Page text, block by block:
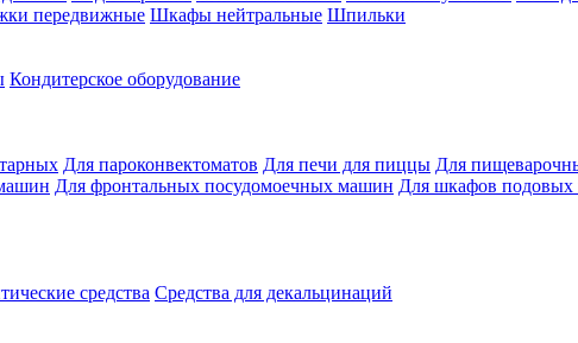
передвижные Шкафы нейтральные Шпильки
Кондитерское оборудование
Для пароконвектоматов Для печи для пиццы Для
Для фронтальных посудомоечных машин Для шкафов подовых
средства Средства для декальцинаций